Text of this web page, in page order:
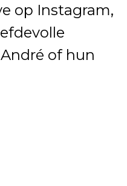
op Instagram,
of hun